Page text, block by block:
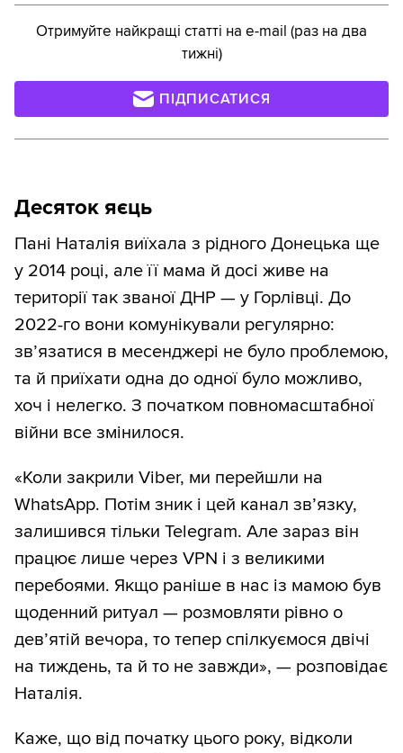
Отримуйте найкращі статті на e-mail (раз на два
тижні)
ПІДПИСАТИСЯ
Десяток яєць
Пані Наталія виїхала з рідного Донецька ще
у 2014 році, але її мама й досі живе на
території так званої ДНР — у Горлівці. До
2022-го вони комунікували регулярно:
зв’язатися в месенджері не було проблемою,
та й приїхати одна до одної було можливо,
хоч і нелегко. З початком повномасштабної
війни все змінилося.
«Коли закрили Viber, ми перейшли на
WhatsApp. Потім зник і цей канал зв’язку,
залишився тільки Telegram. Але зараз він
працює лише через VPN і з великими
перебоями. Якщо раніше в нас із мамою був
щоденний ритуал — розмовляти рівно о
дев’ятій вечора, то тепер спілкуємося двічі
на тиждень, та й то не завжди», — розповідає
Наталія.
Каже, що від початку цього року, відколи